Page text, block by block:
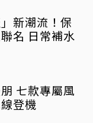
新潮流！保
名 日常補水
七款專屬風
登機